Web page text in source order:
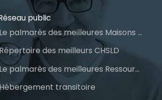
public
Le palmarès des meilleures Maisons des aînés du Québec
des meilleurs CHSLD
Le palmarès des meilleures Ressources Intermédiaires (RI)
Hébergement transitoire